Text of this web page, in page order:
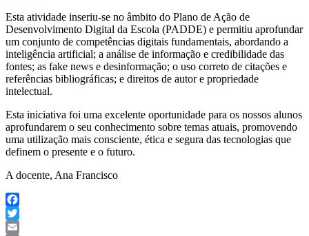
Esta atividade inseriu-se no âmbito do Plano de Ação de
Desenvolvimento Digital da Escola (PADDE) e permitiu aprofundar
um conjunto de competências digitais fundamentais, abordando a
inteligência artificial; a análise de informação e credibilidade das
fontes; as fake news e desinformação; o uso correto de citações e
referências bibliográficas; e direitos de autor e propriedade
intelectual.
Esta iniciativa foi uma excelente oportunidade para os nossos alunos
aprofundarem o seu conhecimento sobre temas atuais, promovendo
uma utilização mais consciente, ética e segura das tecnologias que
definem o presente e o futuro.
A docente, Ana Francisco
Facebook
Twitter